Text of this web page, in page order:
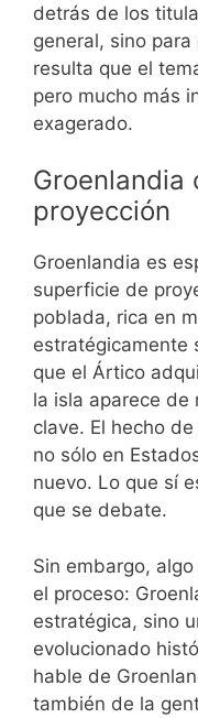
detrás de los
general, sino
resulta que el
pero mucho más
exagerado.
Groenlandia
proyección
Groenlandia es
superficie de
poblada, rica en
estratégicamente
que el Ártico
la isla aparece de
clave. El hecho
no sólo en
nuevo. Lo que sí
que se debate.
Sin embargo,
el proceso:
estratégica, sino
evolucionado
hable de
también de la